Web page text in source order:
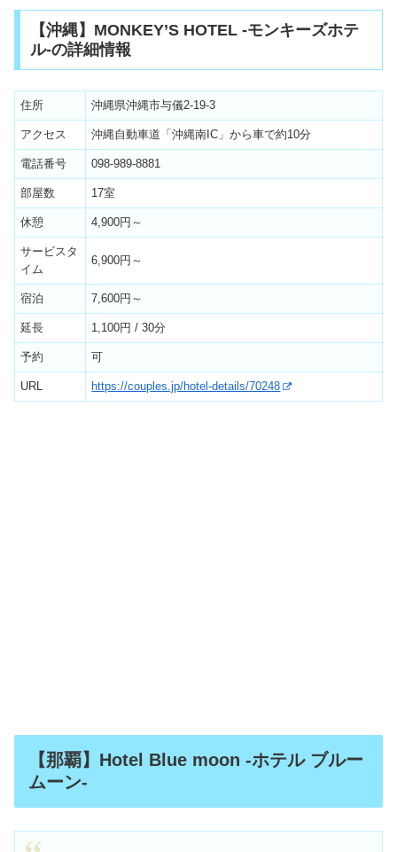
【沖縄】MONKEY’S HOTEL -モンキーズホテ
ル-の詳細情報
住所 沖縄県沖縄市与儀2-19-3
アクセス 沖縄自動車道「沖縄南IC」から車で約10分
電話番号 098-989-8881
部屋数 17室
休憩 4,900円～
サービスタ
イム
6,900円～
宿泊 7,600円～
延長 1,100円 / 30分
予約 可
URL https://couples.jp/hotel-details/70248
【那覇】Hotel Blue moon -ホテル ブルー
ムーン-